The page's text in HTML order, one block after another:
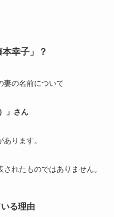
幸子」？
妻の名前について
」さん
ります。
れたものではありません。
る理由